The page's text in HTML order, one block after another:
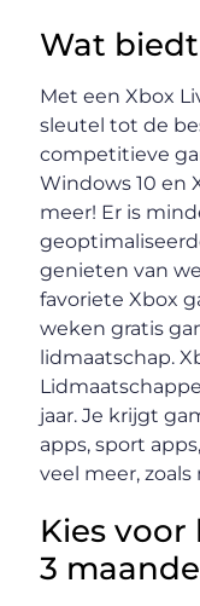
Wat
Met een Xbox
sleutel tot de
competitieve
Windows 10 en
meer! Er is
genieten van
favoriete Xbox
weken gratis
lidmaatschap.
jaar. Je krijgt
apps, sport
veel meer,
Kies voor
3